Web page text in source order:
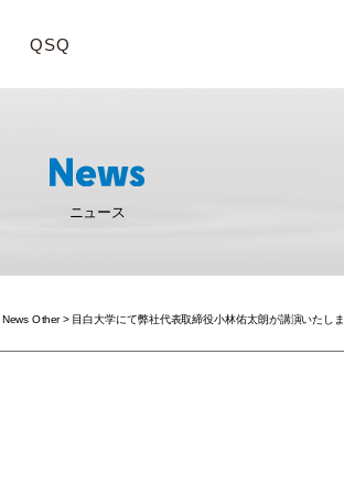
QSQ
ニュース
News Other> 目白大学にて弊社代表取締役小林佑太朗が講演いたし